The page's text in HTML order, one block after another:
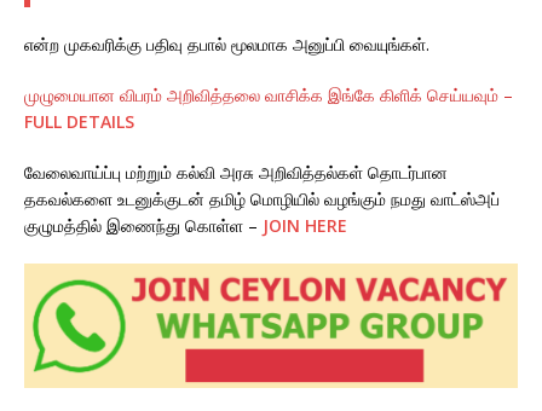
என்ற முகவரிக்கு பதிவு தபால் மூலமாக அனுப்பி வையுங்கள்.
முழுமையான விபரம் அறிவித்தலை வாசிக்க இங்கே கிளிக் செய்யவும் –
FULL DETAILS
வேலைவாய்ப்பு மற்றும் கல்வி அரசு அறிவித்தல்கள் தொடர்பான
தகவல்களை உடனுக்குடன் தமிழ் மொழியில் வழங்கும் நமது வாட்ஸ்அப்
குழுமத்தில் இணைந்து கொள்ள – JOIN HERE